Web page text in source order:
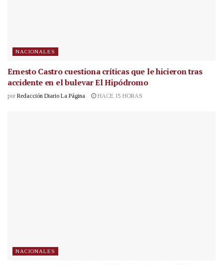
NACIONALES
Ernesto Castro cuestiona críticas que le hicieron tras
accidente en el bulevar El Hipódromo
por Redacción Diario La Página HACE 15 HORAS
NACIONALES